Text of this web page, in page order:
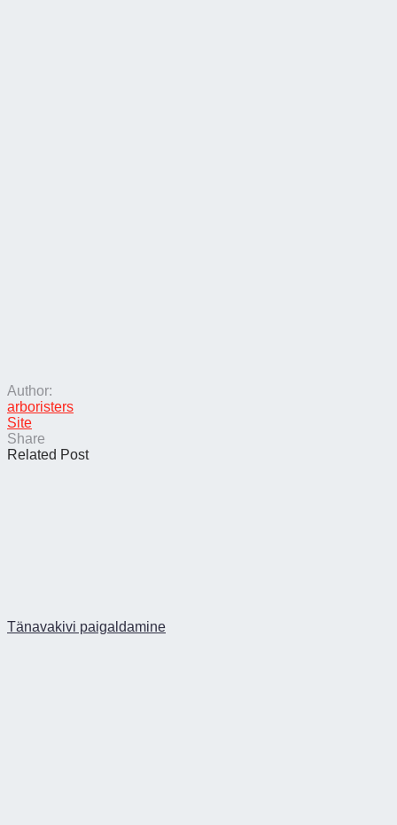
Author:
arboristers
Site
Share
Related Post
Tänavakivi paigaldamine